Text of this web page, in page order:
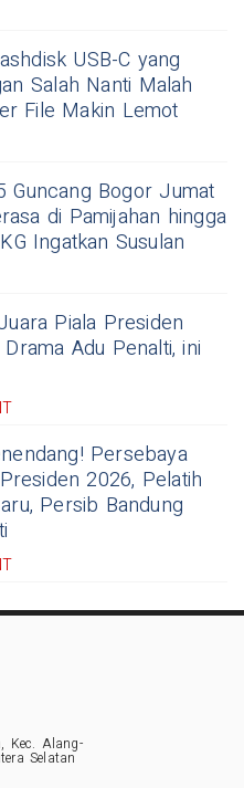
USB-C yang
Salah Nanti Malah
File Makin Lemot
Guncang Bogor Jumat
di Pamijahan hingga
Ingatkan Susulan
Piala Presiden
Adu Penalti, ini
Persebaya
2026, Pelatih
Persib Bandung
Kec. Alang-
Selatan